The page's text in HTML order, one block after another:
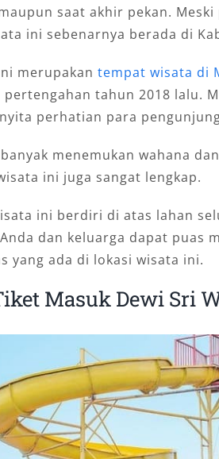
saat akhir pekan.
ini sebenarnya berada di
merupakan tempat wisata di
tahun 2018 lalu.
perhatian para
menemukan wahana
ini juga sangat lengkap.
ini berdiri di atas lahan
dan keluarga dapat puas
yang ada di lokasi wisata ini.
Masuk Dewi Sri